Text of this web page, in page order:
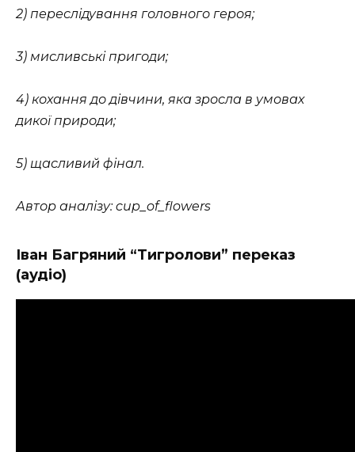
2) переслідування головного героя;
3) мисливські пригоди;
4) кохання до дівчини, яка зросла в умовах
дикої природи;
5) щасливий фінал.
Автор аналізу: cup_of_flowers
Іван Багряний “Тигролови” переказ
(аудіо)